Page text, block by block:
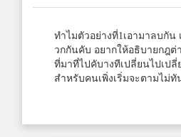
ทำไมตัวอย่างที่1เอามาลบกัน​
วกกันคับ​ อยากให้อธิบายกฎ
ที่มาที่ไปคับางทีเปลี่ยนไปเป
สำหรับคนเพิ่งเริ่มจะตามไม่ทั